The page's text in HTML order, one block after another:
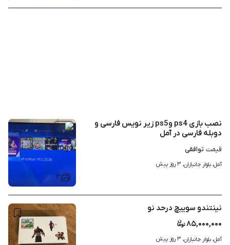
۲
نصب بازی ps4 وps5 زیر نویس فارسی و
دوبله فارسی در آمل
قیمت توافقی
آمل، بلوار جانبازان، ۳ روز پیش
نینتندو سوییچ درحد نو
۸۵,۰۰۰,۰۰۰
آمل، بلوار جانبازان، ۳ روز پیش